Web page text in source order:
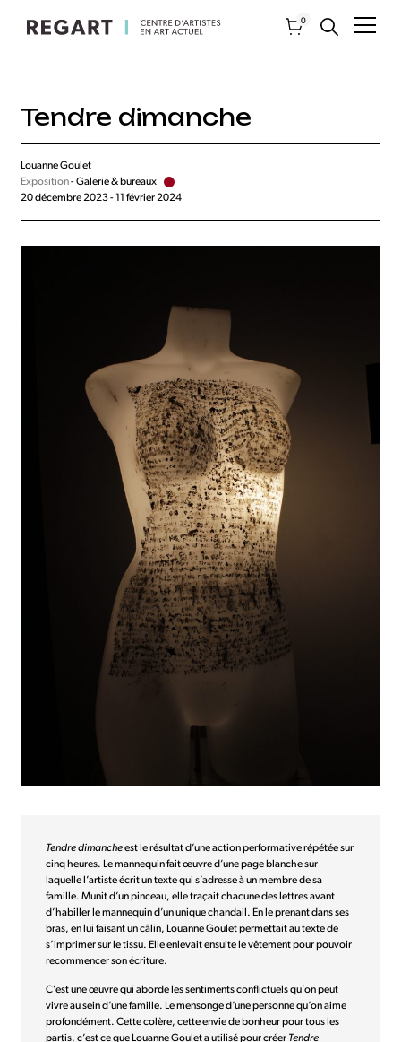
0
Tendre dimanche
Louanne Goulet
Exposition- Galerie & bureaux
20 décembre 2023 - 11 février 2024
Tendre dimancheest le résultat d’une action performative répétée sur
cinq heures. Le mannequin fait œuvre d’une page blanche sur
laquelle l’artiste écrit un texte qui s’adresse à un membre de sa
famille. Munit d’un pinceau, elle traçait chacune des lettres avant
d’habiller le mannequin d’un unique chandail. En le prenant dans ses
bras, en lui faisant un câlin, Louanne Goulet permettait au texte de
s’imprimer sur le tissu. Elle enlevait ensuite le vêtement pour pouvoir
recommencer son écriture.
C’est une œuvre qui aborde les sentiments conflictuels qu’on peut
vivre au sein d’une famille. Le mensonge d’une personne qu’on aime
profondément. Cette colère, cette envie de bonheur pour tous les
partis, c’est ce que Louanne Goulet a utilisé pour créer Tendre